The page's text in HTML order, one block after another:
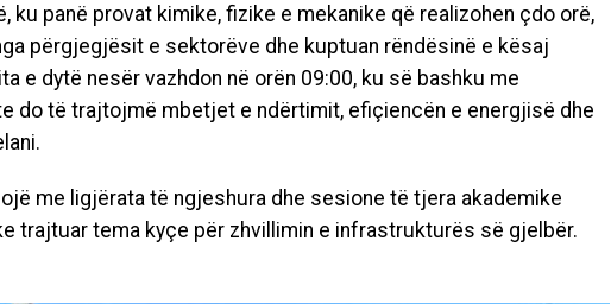
ku panë provat kimike, fizike e mekanike që realizohen çdo orë,
përgjegjësit e sektorëve dhe kuptuan rëndësinë e kësaj
e dytë nesër vazhdon në orën 09:00, ku së bashku me
do të trajtojmë mbetjet e ndërtimit, efiçiencën e energjisë dhe
me ligjërata të ngjeshura dhe sesione të tjera akademike
trajtuar tema kyçe për zhvillimin e infrastrukturës së gjelbër.